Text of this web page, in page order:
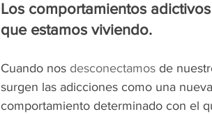
Los comportamientos
que estamos viviendo.
Cuando nos desconectamos de
surgen las adicciones como una
comportamiento determinado con el